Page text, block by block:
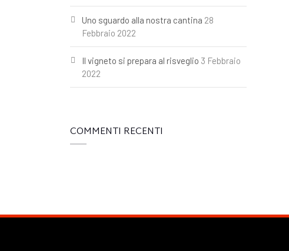
Uno sguardo alla nostra cantina 28
Febbraio 2022
Il vigneto si prepara al risveglio 3 Febbraio
2022
COMMENTI RECENTI